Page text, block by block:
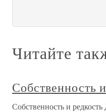
Читайте
Собственность
Собственность и